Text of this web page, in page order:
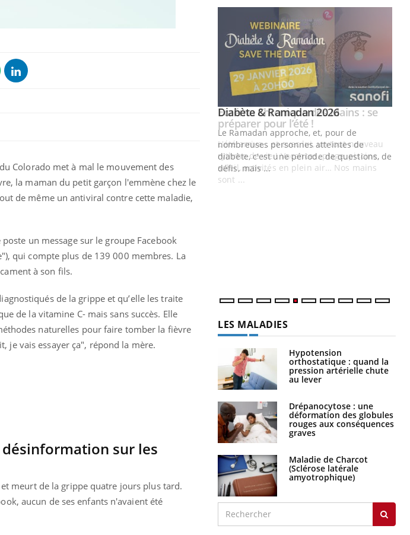
Colorado met à mal le mouvement des
la maman du petit garçon l'emmène chez le
de même un antiviral contre cette maladie,
un message sur le groupe Facebook
qui compte plus de 139 000 membres. La
à son fils.
de la grippe et qu’elle les traite
de la vitamine C- mais sans succès. Elle
naturelles pour faire tomber la fièvre
je vais essayer ça", répond la mère.
sur les
meurt de la grippe quatre jours plus tard.
aucun de ses enfants n'avaient été
soleil, activités en plein air… Nos mains
sont ...
Youtube
Diabète & Ramadan 2026Youtube
Le Ramadan approche, et, pour de
nombreuses personnes atteintes de
diabète, c'est une période de questions, de
défis, mais ...
LES MALADIES
Hypotension
orthostatique : quand la
pression artérielle chute
au lever
Drépanocytose : une
déformation des globules
rouges aux conséquences
graves
Maladie de Charcot
(Sclérose latérale
amyotrophique)